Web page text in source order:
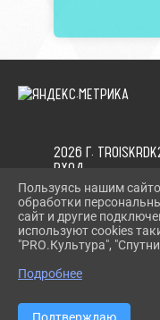
2026 Г.
ВХОД
КАРТА САЙТА
ПОЛИТИКА
СДЕЛАНО НА
РАЗРАБОТКА И
Пользуясь нашим
обработки
сайт и другие
используют cookies
"PRO.Культура",
Подробнее